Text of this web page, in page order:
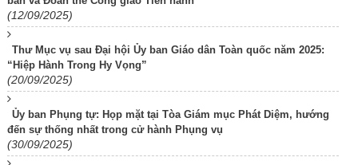
(12/09/2025)
Thư Mục vụ sau Đại hội Ủy ban Giáo dân Toàn quốc năm 2025:
“Hiệp Hành Trong Hy Vọng”
(20/09/2025)
Ủy ban Phụng tự: Họp mặt tại Tòa Giám mục Phát Diệm, hướng
đến sự thống nhất trong cử hành Phụng vụ
(30/09/2025)